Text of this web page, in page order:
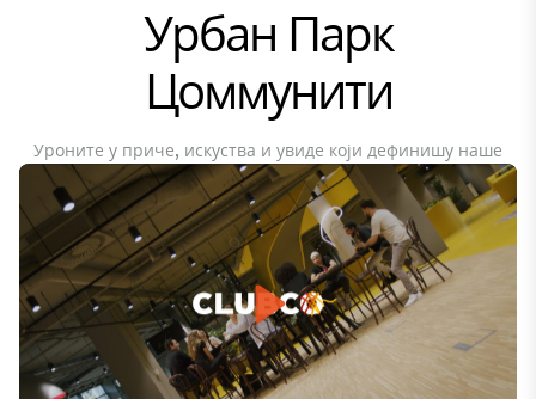
Урбан Парк
Цоммунити
Уроните у приче, искуства и увиде који дефинишу наше
динамичне и међусобно повезане паркове мешовите
намене, уједињујући људе, предузећа и окружење у
хармонији.
Play